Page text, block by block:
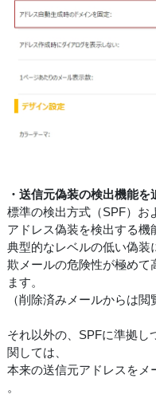
・送信元偽装の検出機能を
標準の検出方式（SPF）お
アドレス偽装を検出する機
典型的なレベルの低い偽装
欺メールの危険性が極めて
ます。
（削除済みメールからは閲
それ以外の、SPFに準拠し
関しては、
本来の送信元アドレスをメ
。